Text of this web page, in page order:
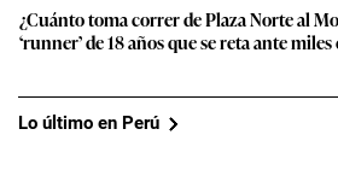
¿Cuánto toma correr de Plaza Norte al
‘runner’ de 18 años que se reta ante
Lo último en Perú